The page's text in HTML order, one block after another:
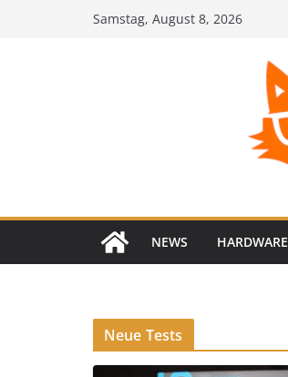
Samstag, August 8, 2026
NEWS HARDWARE
Neue Tests